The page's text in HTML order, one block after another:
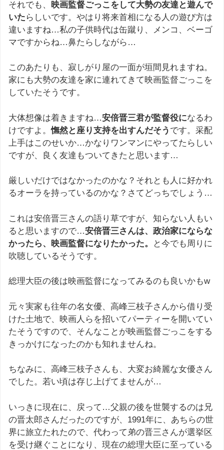
それでも、 映画監督ごっこをして大勢の友達と遊んで
いた らしいです。やはり将来首相になる人の遊び方は
違いますね…私の子供時代は缶蹴り、メンコ、ベーゴ
マですからね…鼻たらしながら…
このあたりも、寂しがり屋の一面が垣間見れますね。
家にも大勢の友達を家に連れてきて映画監督ごっこを
していたそうです。
大体想像は着きますね…安倍晋三君が監督役になるわ
けですよ。憮然と座り支持を出すんだそう です。采配
上手はこのせいか…かなりワンマンにやってたらしい
ですが、良く友達もついてきたと思います…
厳しいだけではなかったのかな？それとも人に好かれ
るオーラを持っているのかな？さてどっちでしょう…
これは安倍晋三さんの語り草ですが、知らない人もい
ると思いますので…安倍晋三さんは、政治家にならな
かったら、映画監督になりたかった。
と今でも周りに
吹聴しているそうです。
総理大臣の後は映画監督になってみるのも良いかもw
元々実家も往年の名女優、高峰三枝子さんから借り受
けた土地で、映画人らを招いてパーティーを開いてい
たそうですので、そんなことが映画監督ごっこをする
きっかけになったのかも知れませんね。
ちなみに、高峰三枝子さんも、大変お綺麗な女優さん
でした。若い頃は存じ上げてませんが…
いっきに現在に、戻って…父親の後を世襲するのは兄
の晋太郎さんだったのですが、1991年に、あちらの世
界に旅立たれたので、代わって弟の晋三さんが選挙区
を受け継ぐことになり、現在の総理大臣に至っている